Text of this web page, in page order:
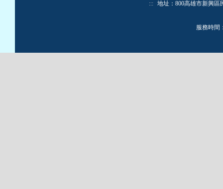
::: 地址：800高雄市新興區
服務時間